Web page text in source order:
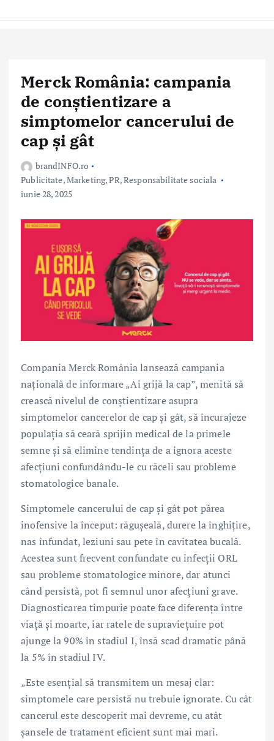
Merck România: campania
de conștientizare a
simptomelor cancerului de
cap și gât
brandINFO.ro
Publicitate, Marketing, PR,Responsabilitate sociala
iunie 28, 2025
Compania Merck România lansează campania
națională de informare „Ai grijă la cap”, menită să
crească nivelul de conștientizare asupra
simptomelor cancerelor de cap și gât, să încurajeze
populația să ceară sprijin medical de la primele
semne și să elimine tendința de a ignora aceste
afecțiuni confundându-le cu răceli sau probleme
stomatologice banale.
Simptomele cancerului de cap și gât pot părea
inofensive la început: răgușeală, durere la înghițire,
nas înfundat, leziuni sau pete în cavitatea bucală.
Acestea sunt frecvent confundate cu infecții ORL
sau probleme stomatologice minore, dar atunci
când persistă, pot fi semnul unor afecțiuni grave.
Diagnosticarea timpurie poate face diferența între
viață și moarte, iar ratele de supraviețuire pot
ajunge la 90% în stadiul I, însă scad dramatic până
la 5% în stadiul IV.
„Este esențial să transmitem un mesaj clar:
simptomele care persistă nu trebuie ignorate. Cu cât
cancerul este descoperit mai devreme, cu atât
șansele de tratament eficient sunt mai mari.